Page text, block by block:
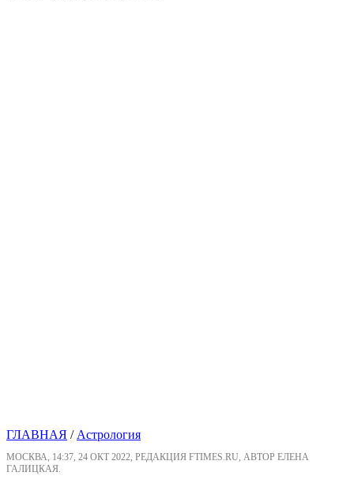
ГЛАВНАЯ /Астрология
МОСКВА, 14:37, 24 ОКТ 2022, РЕДАКЦИЯ FTIMES.RU, АВТОР ЕЛЕНА
ГАЛИЦКАЯ.